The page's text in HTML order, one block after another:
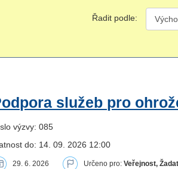
Řadit podle:
služeb pro
výzvy: 085
do: 14. 09. 2026 12:00
29. 6. 2026 Určeno pro:Veřejnost,